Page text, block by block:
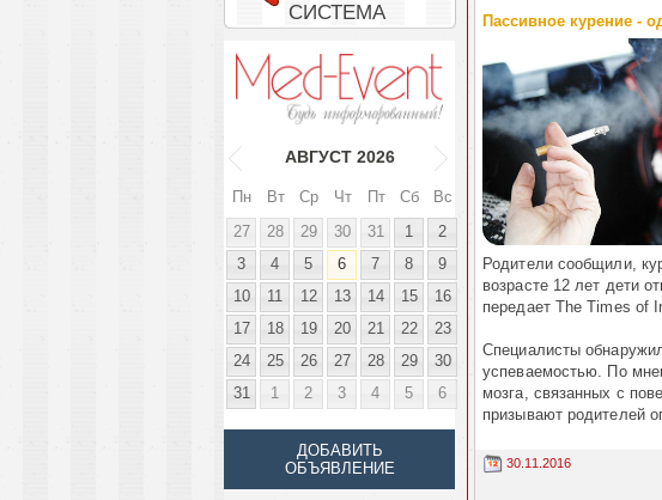
СИСТЕМА
АВГУСТ 2026
Пн Вт Ср Чт Пт Сб
Вс
27
28 29 30 31 1
2
3
4 5 6 7 8
9
10
11 12 13 14 15
16
17
18 19 20 21 22
23
24
25 26 27 28 29
30
31
1 2 3 4 5 6
ДОБАВИТЬ
ОБЪЯВЛЕНИЕ
Пассивное курение -
Родители сообщили,
возрасте 12 лет дети
передает The Times of
Специалисты
успеваемостью. По
мозга, связанных с
призывают родителей
30.11.2016